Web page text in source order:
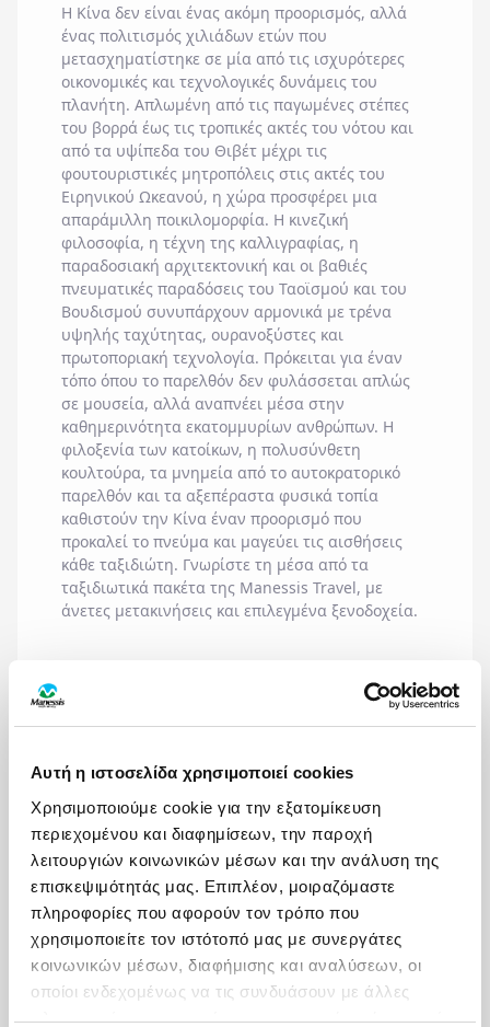
Αυτή η ιστοσελίδα χρησιμοποιεί cookies
Χρησιμοποιούμε cookie για την εξατομίκευση
περιεχομένου και διαφημίσεων, την παροχή
λειτουργιών κοινωνικών μέσων και την ανάλυση της
επισκεψιμότητάς μας. Επιπλέον, μοιραζόμαστε
πληροφορίες που αφορούν τον τρόπο που
χρησιμοποιείτε τον ιστότοπό μας με συνεργάτες
κοινωνικών μέσων, διαφήμισης και αναλύσεων, οι
οποίοι ενδεχομένως να τις συνδυάσουν με άλλες
πληροφορίες που τους έχετε παραχωρήσει ή τις οποίες
Η Κίνα δεν είναι ένας ακόμη προορισμός, αλλά
ένας πολιτισμός χιλιάδων ετών που
μετασχηματίστηκε σε μία από τις ισχυρότερες
οικονομικές και τεχνολογικές δυνάμεις του
πλανήτη. Απλωμένη από τις παγωμένες στέπες
του βορρά έως τις τροπικές ακτές του νότου και
από τα υψίπεδα του Θιβέτ μέχρι τις
φουτουριστικές μητροπόλεις στις ακτές του
Ειρηνικού Ωκεανού, η χώρα προσφέρει μια
απαράμιλλη ποικιλομορφία. Η κινεζική
φιλοσοφία, η τέχνη της καλλιγραφίας, η
παραδοσιακή αρχιτεκτονική και οι βαθιές
πνευματικές παραδόσεις του Ταοϊσμού και του
Βουδισμού συνυπάρχουν αρμονικά με τρένα
υψηλής ταχύτητας, ουρανοξύστες και
πρωτοποριακή τεχνολογία. Πρόκειται για έναν
τόπο όπου το παρελθόν δεν φυλάσσεται απλώς
σε μουσεία, αλλά αναπνέει μέσα στην
καθημερινότητα εκατομμυρίων ανθρώπων. Η
φιλοξενία των κατοίκων, η πολυσύνθετη
κουλτούρα, τα μνημεία από το αυτοκρατορικό
παρελθόν και τα αξεπέραστα φυσικά τοπία
καθιστούν την Κίνα έναν προορισμό που
προκαλεί το πνεύμα και μαγεύει τις αισθήσεις
κάθε ταξιδιώτη. Γνωρίστε τη μέσα από τα
ταξιδιωτικά πακέτα της Manessis Travel, με
άνετες μετακινήσεις και επιλεγμένα ξενοδοχεία.
ΜΕ ΤΗΝ ΠΑΡΕΑ ΜΟΥ
ΟΙ ΜΗΝΕΣ ΜΕ ΤΙΣ ΠΕΡΙΣΣΟΤΕΡΕΣ ΑΝΑΧΩΡΗΣΕΙΣ
ΙΑΝΟΥΑΡΙΟΣ